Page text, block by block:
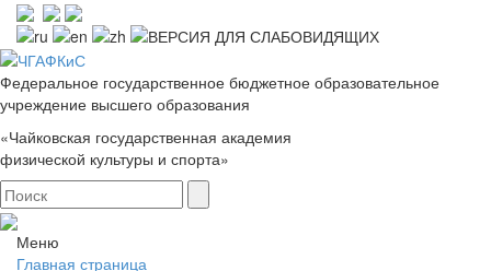
Федеральное государственное бюджетное образовательное
учреждение высшего образования
«Чайковская государственная академия
физической культуры и спорта»
Меню
Главная страница